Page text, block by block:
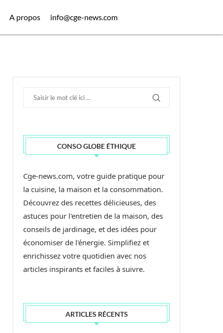
A propos info@cge-news.com
CONSO GLOBE ÉTHIQUE
Cge-news.com, votre guide pratique pour
la cuisine, la maison et la consommation.
Découvrez des recettes délicieuses, des
astuces pour l'entretien de la maison, des
conseils de jardinage, et des idées pour
économiser de l'énergie. Simplifiez et
enrichissez votre quotidien avec nos
articles inspirants et faciles à suivre.
ARTICLES RÉCENTS